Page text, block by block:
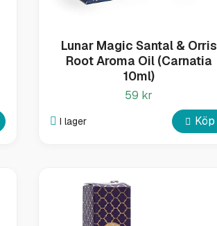
Lunar Magic Santal & Orris
Root Aroma Oil (Carnatia
10ml)
59 kr
I lager Köp